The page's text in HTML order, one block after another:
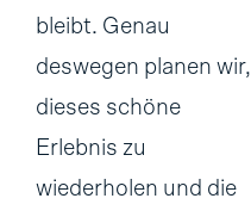
bleibt. Genau
deswegen planen wir,
dieses schöne
Erlebnis zu
wiederholen und die